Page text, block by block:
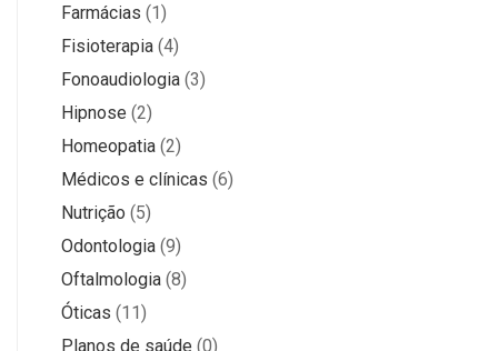
Farmácias (1)
Fisioterapia (4)
Fonoaudiologia (3)
Hipnose (2)
Homeopatia (2)
Médicos e clínicas (6)
Nutrição (5)
Odontologia (9)
Oftalmologia (8)
Óticas (11)
Planos de saúde (0)